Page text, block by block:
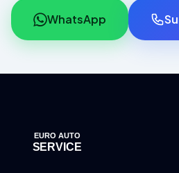
WhatsApp